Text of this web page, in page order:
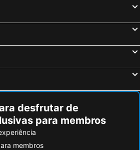
desfrutar de
para membros
membros